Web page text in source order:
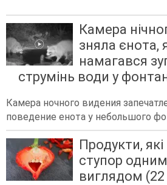
Камера
зняла єнота,
намагався
струмінь води у
Камера ночного видения
поведение енота у небольшого
Продукти,
ступор
виглядом